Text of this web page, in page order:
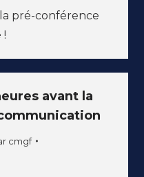
pré-conférence
!
avant la
cmgf